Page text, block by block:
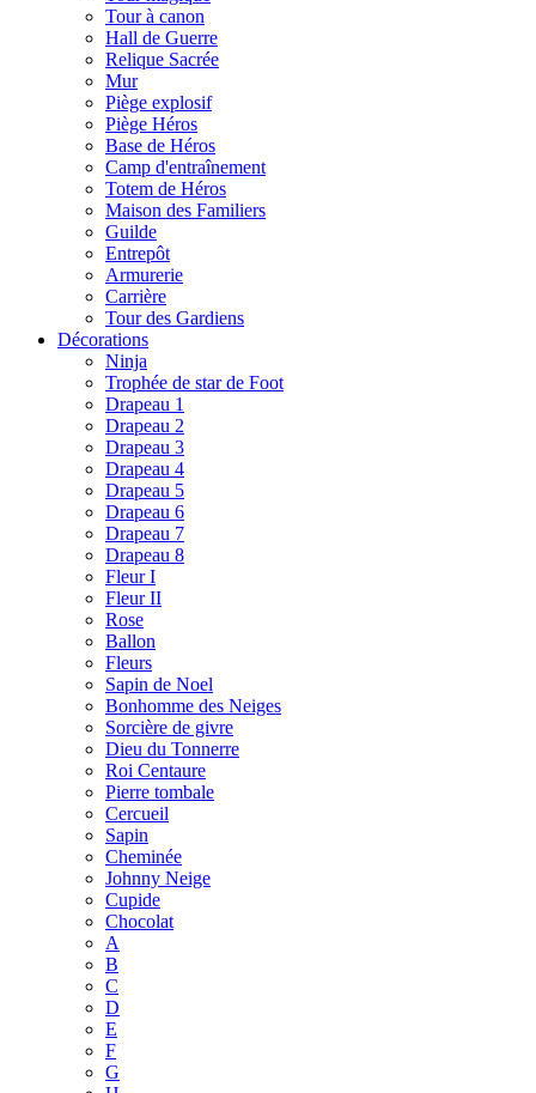
Tour à canon
Hall de Guerre
Relique Sacrée
Mur
Piège explosif
Piège Héros
Base de Héros
Camp d'entraînement
Totem de Héros
Maison des Familiers
Guilde
Entrepôt
Armurerie
Carrière
Tour des Gardiens
Décorations
Ninja
Trophée de star de Foot
Drapeau 1
Drapeau 2
Drapeau 3
Drapeau 4
Drapeau 5
Drapeau 6
Drapeau 7
Drapeau 8
Fleur I
Fleur II
Rose
Ballon
Fleurs
Sapin de Noel
Bonhomme des Neiges
Sorcière de givre
Dieu du Tonnerre
Roi Centaure
Pierre tombale
Cercueil
Sapin
Cheminée
Johnny Neige
Cupide
Chocolat
A
B
C
D
E
F
G